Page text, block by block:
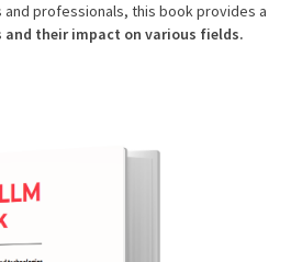
professionals, this book provides a
and their impact on various fields.